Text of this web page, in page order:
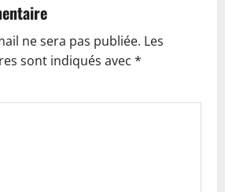
ne sera pas publiée. Les
sont indiqués avec *